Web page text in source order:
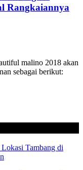
Rangkaiannya
malino 2018 akan
sebagai berikut: